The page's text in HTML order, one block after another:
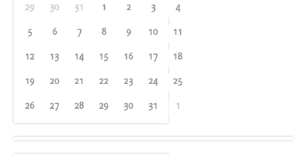
29
30 31 1 2 3 4
5 6 7 8 9 10 11
12 13 14 15 16 17 18
19 20 21 22 23 24 25
26 27 28 29 30 31 1